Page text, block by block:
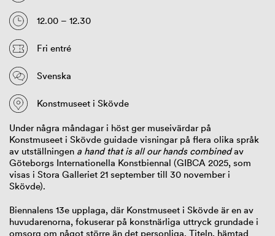
12.00 – 12.30
Fri entré
Svenska
Konstmuseet i Skövde
Under några måndagar i höst ger museivärdar på
Konstmuseet i Skövde guidade visningar på flera olika språk
av utställningen a hand that is all our hands combinedav
Göteborgs Internationella Konstbiennal (GIBCA 2025, som
visas i Stora Galleriet 21 september till 30 november i
Skövde).
Biennalens 13e upplaga, där Konstmuseet i Skövde är en av
huvudarenorna, fokuserar på konstnärliga uttryck grundade i
omsorg om något större än det personliga. Titeln, hämtad